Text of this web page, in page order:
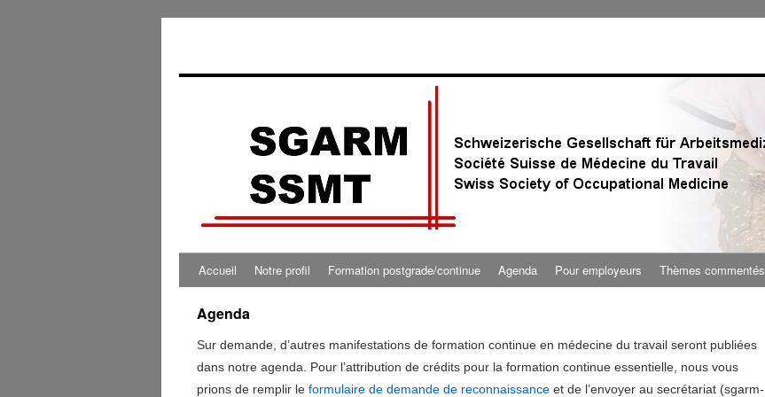
Accueil Notre profil Formation postgrade/continue Agenda Pour employeurs Thèmes commentés
Agenda
Sur demande, d’autres manifestations de formation continue en médecine du travail seront publiées
dans notre agenda. Pour l’attribution de crédits pour la formation continue essentielle, nous vous
prions de remplir le formulaire de demande de reconnaissance et de l’envoyer au secrétariat (sgarm-